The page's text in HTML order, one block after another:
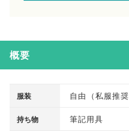
概要
服装 自由 （私服推奨
持ち物 筆記用具